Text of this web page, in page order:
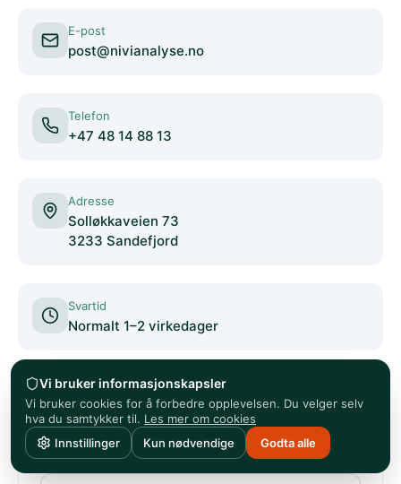
E-post
post@nivianalyse.no
Telefon
+47 48 14 88 13
Adresse
Solløkkaveien 73
3233 Sandefjord
Svartid
Normalt 1–2 virkedager
Navn*
Vi bruker informasjonskapsler
Vi bruker cookies for å forbedre opplevelsen. Du velger selv
hva du samtykker til. Les mer om cookies
Innstillinger
Kun nødvendige Godta alle